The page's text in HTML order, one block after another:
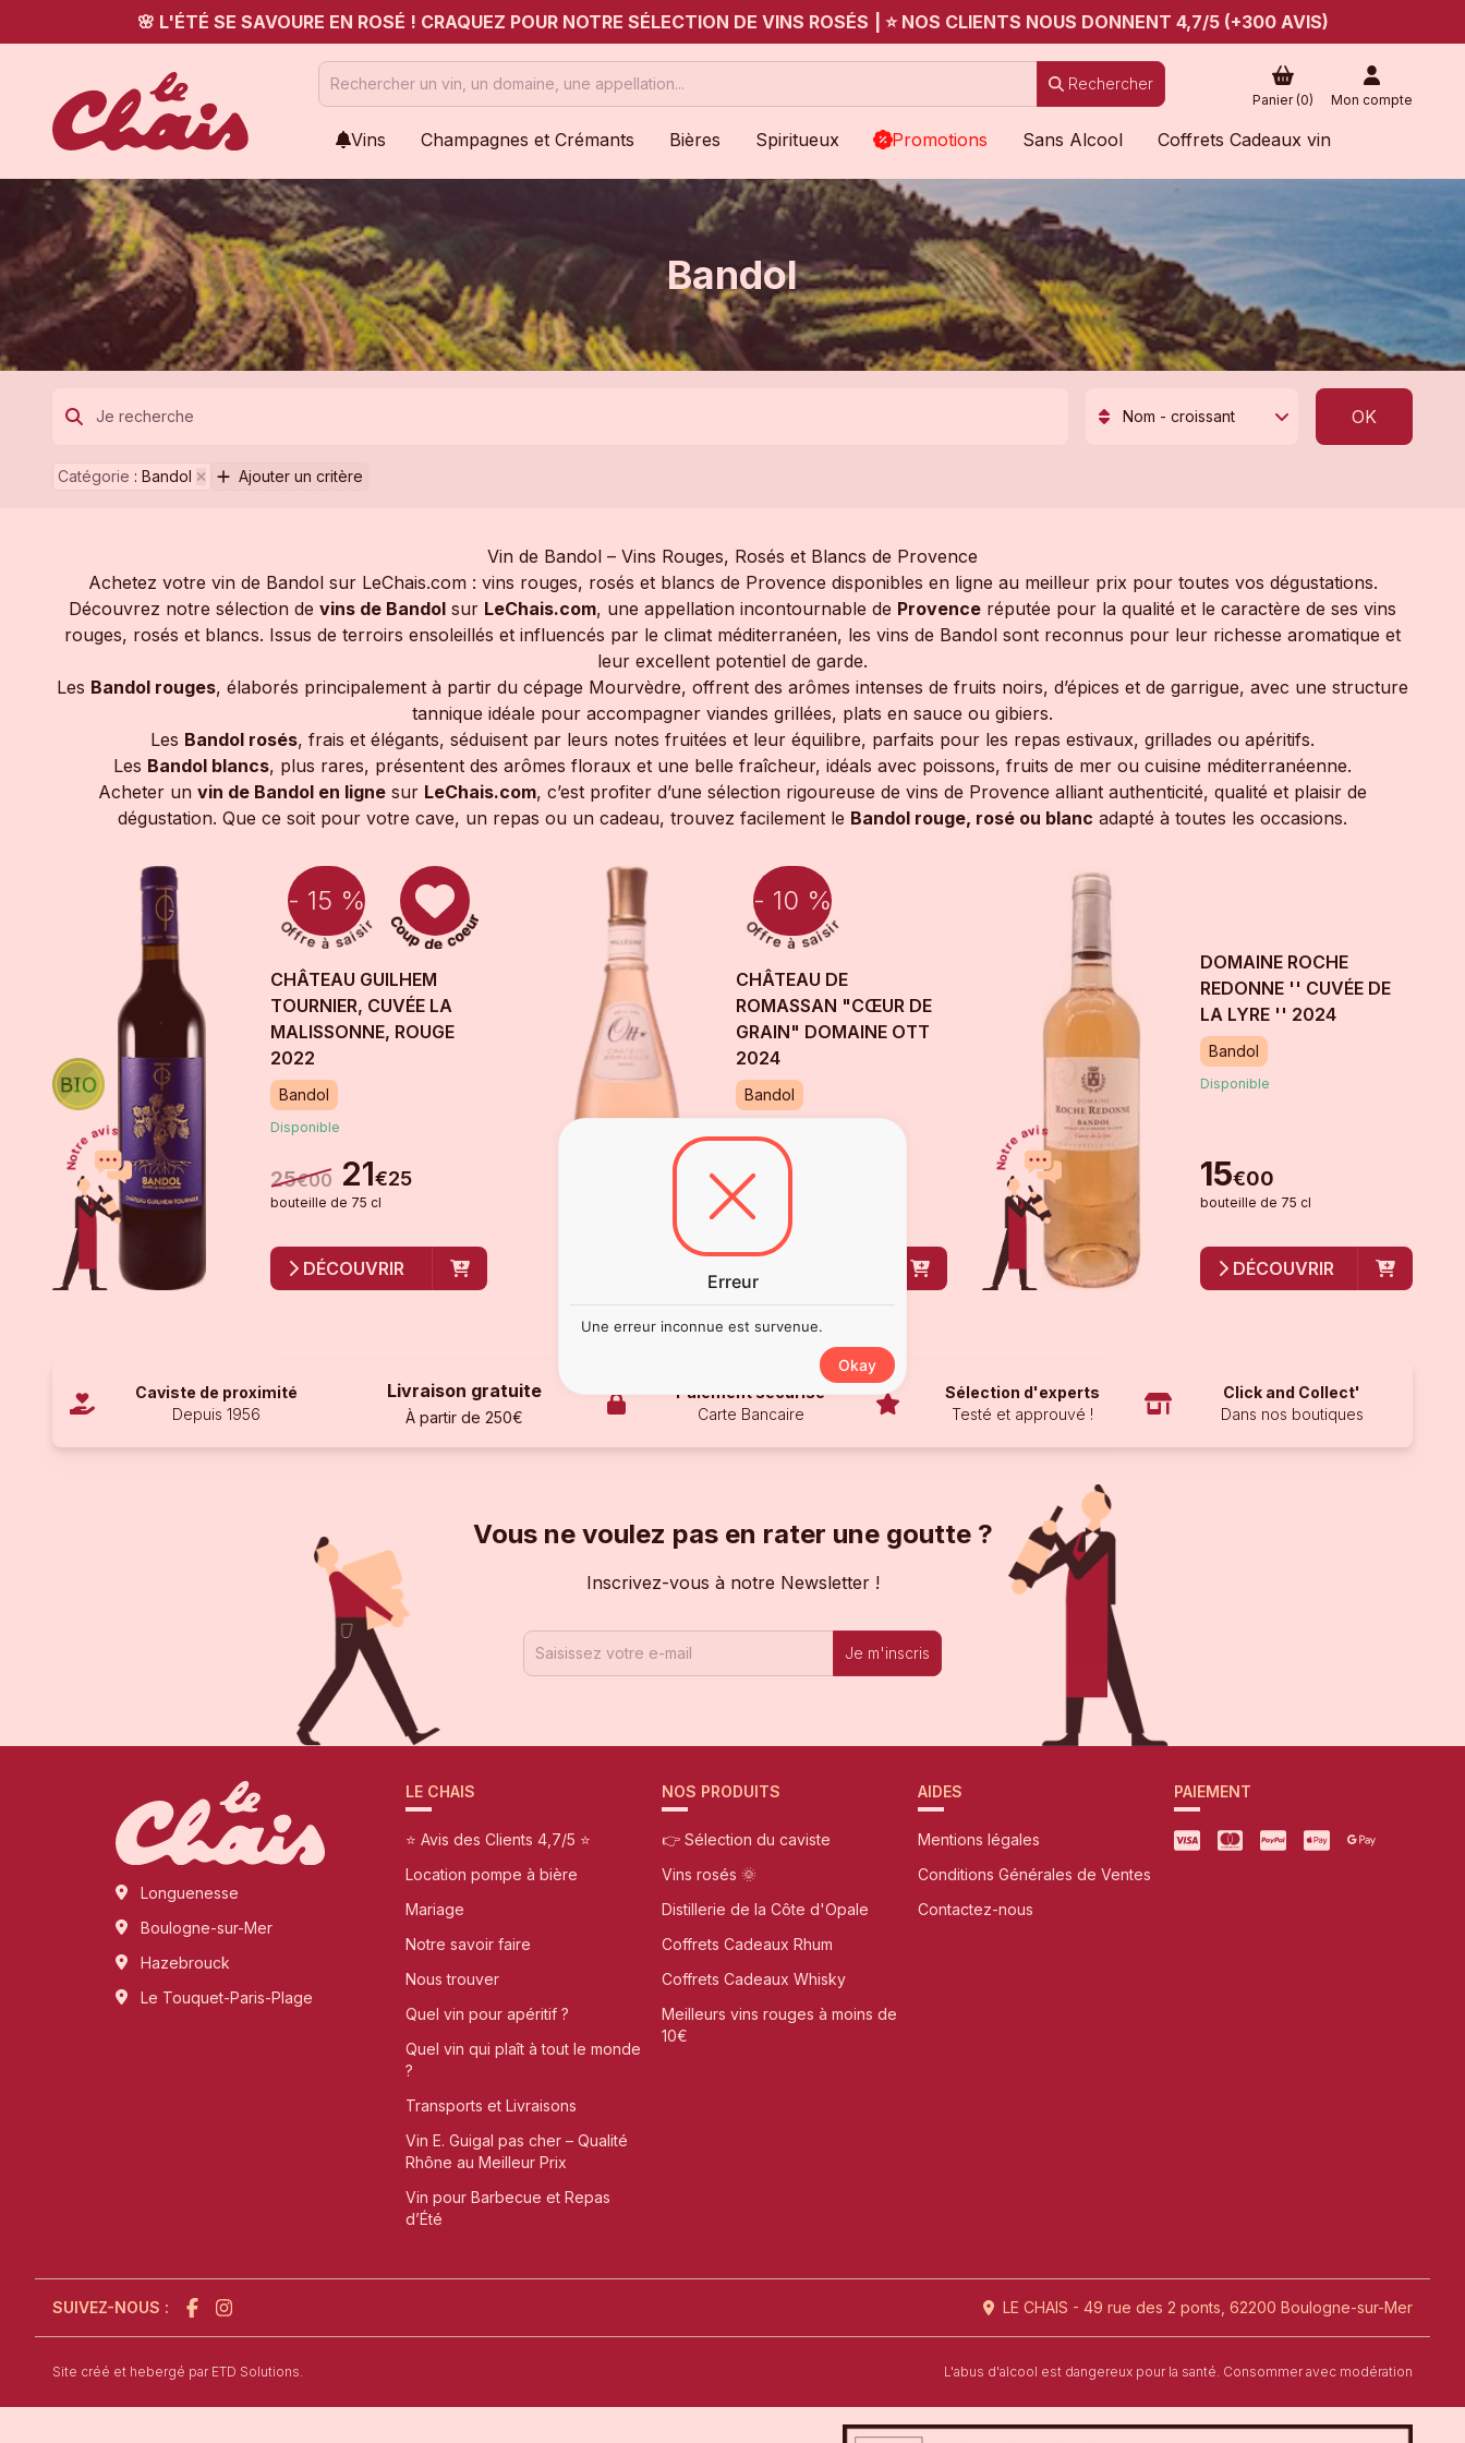
🌸 L'ÉTÉ SE SAVOURE EN ROSÉ ! CRAQUEZ POUR NOTRE SÉLECTION DE VINS ROSÉS ⭐ NOS CLIENTS NOUS DONNENT 4,7/5 (+300 AVIS)
Rechercher
Panier (0) Mon compte
Vins Champagnes et Crémants Bières Spiritueux Promotions Sans Alcool Coffrets Cadeaux vin
Bandol
Nom - croissant OK
Catégorie : Bandol Ajouter un critère
Vin de Bandol – Vins Rouges, Rosés et Blancs de Provence
Achetez votre vin de Bandol sur LeChais.com : vins rouges, rosés et blancs de Provence disponibles en ligne au meilleur prix pour toutes vos dégustations.
Découvrez notre sélection de vins de Bandol sur LeChais.com, une appellation incontournable de Provence réputée pour la qualité et le caractère de ses vins
rouges, rosés et blancs. Issus de terroirs ensoleillés et influencés par le climat méditerranéen, les vins de Bandol sont reconnus pour leur richesse aromatique et
leur excellent potentiel de garde.
Les Bandol rouges, élaborés principalement à partir du cépage Mourvèdre, offrent des arômes intenses de fruits noirs, d’épices et de garrigue, avec une structure
tannique idéale pour accompagner viandes grillées, plats en sauce ou gibiers.
Les Bandol rosés, frais et élégants, séduisent par leurs notes fruitées et leur équilibre, parfaits pour les repas estivaux, grillades ou apéritifs.
Les Bandol blancs, plus rares, présentent des arômes floraux et une belle fraîcheur, idéals avec poissons, fruits de mer ou cuisine méditerranéenne.
Acheter un vin de Bandol en ligne sur LeChais.com, c’est profiter d’une sélection rigoureuse de vins de Provence alliant authenticité, qualité et plaisir de
dégustation. Que ce soit pour votre cave, un repas ou un cadeau, trouvez facilement le Bandol rouge, rosé ou blanc adapté à toutes les occasions.
- 15 %
CHÂTEAU GUILHEM
TOURNIER, CUVÉE LA
MALISSONNE, ROUGE
2022
Bandol
Disponible
25€00 21€25
bouteille de 75 cl
DÉCOUVRIR
- 10 %
CHÂTEAU DE
ROMASSAN "CŒUR DE
GRAIN" DOMAINE OTT
2024
Bandol
42
bouteille
DOMAINE ROCHE
REDONNE '' CUVÉE DE
LA LYRE '' 2024
Bandol
Disponible
15€00
bouteille de 75 cl
DÉCOUVRIR
Caviste de proximité
Depuis 1956
Livraison gratuite
À partir de 250€
Paiement sécurisé
Carte Bancaire
Sélection d'experts
Testé et approuvé !
Click and Collect'
Dans nos boutiques
Vous ne voulez pas en rater une goutte ?
Inscrivez-vous à notre Newsletter !
Je m'inscris
Longuenesse
Boulogne-sur-Mer
Hazebrouck
Le Touquet-Paris-Plage
LE CHAIS
⭐ Avis des Clients 4,7/5 ⭐
Location pompe à bière
Mariage
Notre savoir faire
Nous trouver
Quel vin pour apéritif ?
Quel vin qui plaît à tout le monde
?
Transports et Livraisons
Vin E. Guigal pas cher – Qualité
Rhône au Meilleur Prix
Vin pour Barbecue et Repas
d’Été
NOS PRODUITS
👉 Sélection du caviste
Vins rosés 🌞
Distillerie de la Côte d'Opale
Coffrets Cadeaux Rhum
Coffrets Cadeaux Whisky
Meilleurs vins rouges à moins de
10€
AIDES
Mentions légales
Conditions Générales de Ventes
Contactez-nous
PAIEMENT
SUIVEZ-NOUS : LE CHAIS - 49 rue des 2 ponts, 62200 Boulogne-sur-Mer
Site créé et hebergé parl'agence de création de site internet à Saint-Omer
ETD Solutions. L'abus d'alcool est dangereux pour la santé. Consommer avec modération
Erreur
Une erreur inconnue est survenue.
Okay